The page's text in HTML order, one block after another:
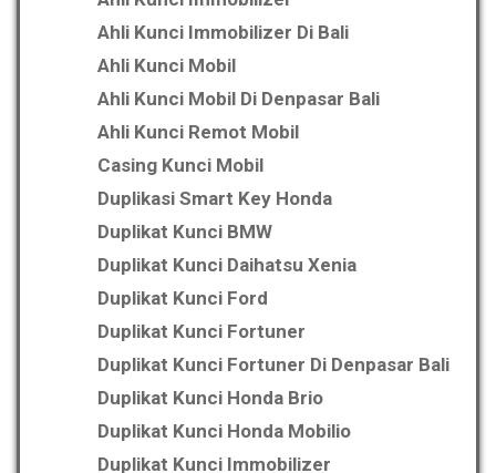
Ahli Kunci Immobilizer Di Bali
Ahli Kunci Mobil
Ahli Kunci Mobil Di Denpasar Bali
Ahli Kunci Remot Mobil
Casing Kunci Mobil
Duplikasi Smart Key Honda
Duplikat Kunci BMW
Duplikat Kunci Daihatsu Xenia
Duplikat Kunci Ford
Duplikat Kunci Fortuner
Duplikat Kunci Fortuner Di Denpasar Bali
Duplikat Kunci Honda Brio
Duplikat Kunci Honda Mobilio
Duplikat Kunci Immobilizer